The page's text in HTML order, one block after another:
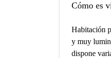
Cómo es
Habitación
y muy
dispone